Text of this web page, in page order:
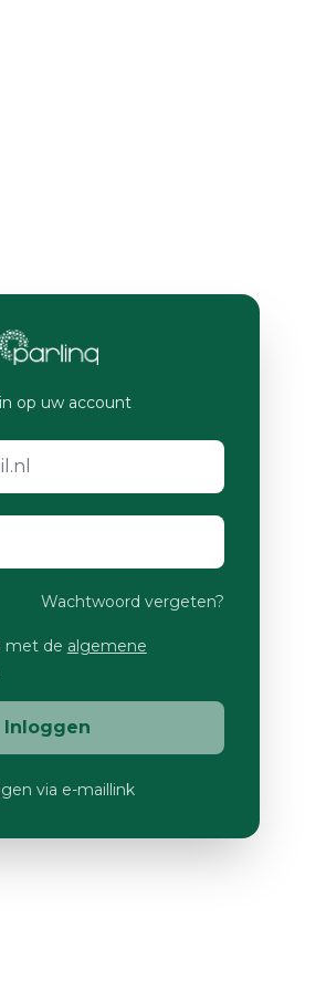
op uw account
Wachtwoord vergeten?
met de algemene
Inloggen
via e-maillink